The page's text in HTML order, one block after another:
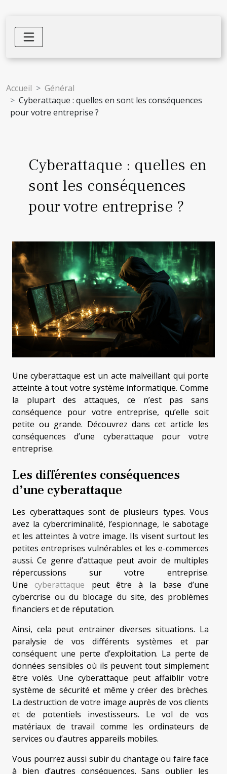
Accueil
Général
Cyberattaque : quelles en sont les conséquences
pour votre entreprise ?
Cyberattaque : quelles en
sont les conséquences
pour votre entreprise ?
Une cyberattaque est un acte malveillant qui porte
atteinte à tout votre système informatique. Comme
la plupart des attaques, ce n’est pas sans
conséquence pour votre entreprise, qu’elle soit
petite ou grande. Découvrez dans cet article les
conséquences d’une cyberattaque pour votre
entreprise.
Les différentes conséquences
d’une cyberattaque
Les cyberattaques sont de plusieurs types. Vous
avez la cybercriminalité, l’espionnage, le sabotage
et les atteintes à votre image. Ils visent surtout les
petites entreprises vulnérables et les e-commerces
aussi. Ce genre d’attaque peut avoir de multiples
répercussions sur votre entreprise.
Unecyberattaque peut être à la base d’une
cybercrise ou du blocage du site, des problèmes
financiers et de réputation.
Ainsi, cela peut entrainer diverses situations. La
paralysie de vos différents systèmes et par
conséquent une perte d’exploitation. La perte de
données sensibles où ils peuvent tout simplement
être volés. Une cyberattaque peut affaiblir votre
système de sécurité et même y créer des brèches.
La destruction de votre image auprès de vos clients
et de potentiels investisseurs. Le vol de vos
matériaux de travail comme les ordinateurs de
services ou d’autres appareils mobiles.
Vous pourrez aussi subir du chantage ou faire face
à bien d’autres conséquences. Sans oublier les